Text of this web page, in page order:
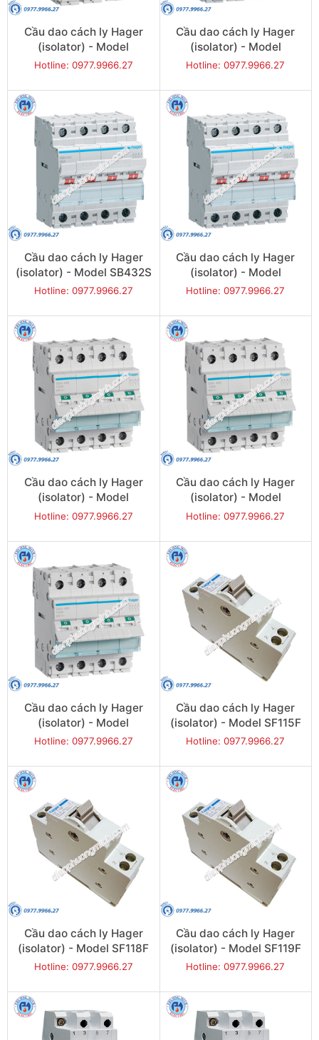
Cầu dao cách ly Hager
(isolator) - Model
SBN390
Hotline: 0977.9966.27
Cầu dao cách ly Hager
(isolator) - Model
SB432Q
Hotline: 0977.9966.27
Cầu dao cách ly Hager
(isolator) - Model SB432S
Hotline: 0977.9966.27
Cầu dao cách ly Hager
(isolator) - Model
SBN440
Hotline: 0977.9966.27
Cầu dao cách ly Hager
(isolator) - Model
SBN463
Hotline: 0977.9966.27
Cầu dao cách ly Hager
(isolator) - Model
SBN480
Hotline: 0977.9966.27
Cầu dao cách ly Hager
(isolator) - Model
SBN490
Hotline: 0977.9966.27
Cầu dao cách ly Hager
(isolator) - Model SF115F
Hotline: 0977.9966.27
Cầu dao cách ly Hager
(isolator) - Model SF118F
Hotline: 0977.9966.27
Cầu dao cách ly Hager
(isolator) - Model SF119F
Hotline: 0977.9966.27